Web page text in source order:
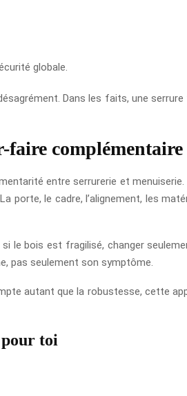
globale.
Dans les faits, une
faire complémentaire
entre serrurerie et
porte, le cadre, l’alignement, les
bois est fragilisé, changer
pas seulement son symptôme.
autant que la robustesse, cette
toi